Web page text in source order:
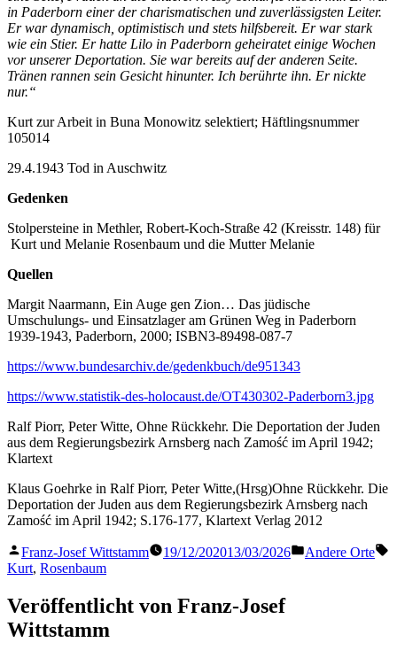
in Paderborn einer der charismatischen und zuverlässigsten Leiter.
Er war dynamisch, optimistisch und stets hilfsbereit. Er war stark
wie ein Stier. Er hatte Lilo in Paderborn geheiratet einige Wochen
vor unserer Deportation. Sie war bereits auf der anderen Seite.
Tränen rannen sein Gesicht hinunter. Ich berührte ihn. Er nickte
nur.“
Kurt zur Arbeit in Buna Monowitz selektiert; Häftlingsnummer
105014
29.4.1943 Tod in Auschwitz
Gedenken
Stolpersteine in Methler, Robert-Koch-Straße 42 (Kreisstr. 148) für
Kurt und Melanie Rosenbaum und die Mutter Melanie
Quellen
Margit Naarmann, Ein Auge gen Zion… Das jüdische
Umschulungs- und Einsatzlager am Grünen Weg in Paderborn
1939-1943, Paderborn, 2000; ISBN3-89498-087-7
https://www.bundesarchiv.de/gedenkbuch/de951343
https://www.statistik-des-holocaust.de/OT430302-Paderborn3.jpg
Ralf Piorr, Peter Witte, Ohne Rückkehr. Die Deportation der Juden
aus dem Regierungsbezirk Arnsberg nach Zamość im April 1942;
Klartext
Klaus Goehrke in Ralf Piorr, Peter Witte,(Hrsg)Ohne Rückkehr. Die
Deportation der Juden aus dem Regierungsbezirk Arnsberg nach
Zamość im April 1942; S.176-177, Klartext Verlag 2012
Veröffentlicht
von
Franz-Josef Wittstamm 19/12/202013/03/2026
Veröffentlicht
Andere Orte
Kurt, Rosenbaum
Veröffentlicht von Franz-Josef
Wittstamm